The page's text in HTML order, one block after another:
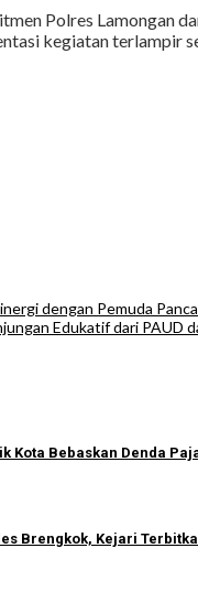
Polres Lamongan
kegiatan terlampir
dengan Pemuda
Edukatif dari PAUD
Kota Bebaskan Denda
Brengkok, Kejari